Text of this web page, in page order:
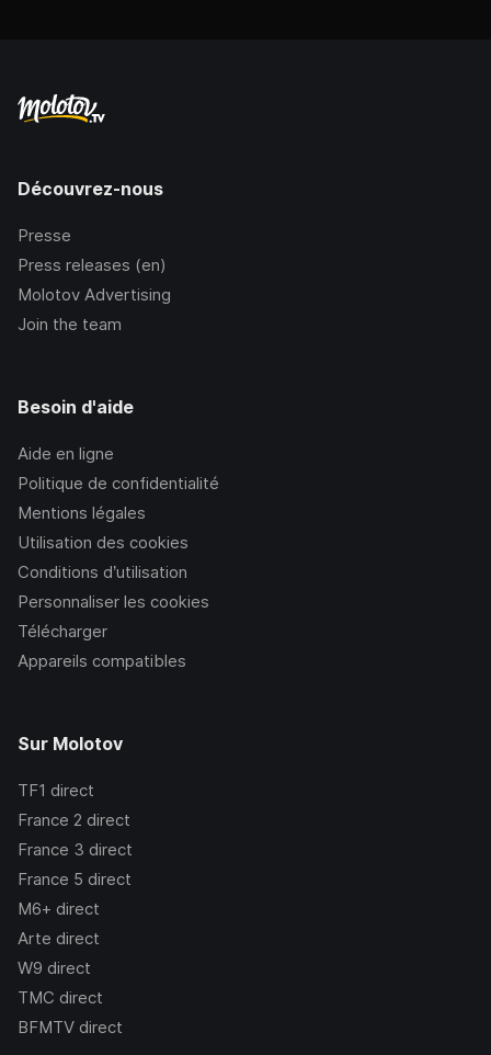
Découvrez-nous
Presse
Press releases (en)
Molotov Advertising
Join the team
Besoin d'aide
Aide en ligne
Politique de confidentialité
Mentions légales
Utilisation des cookies
Conditions d’utilisation
Personnaliser les cookies
Télécharger
Appareils compatibles
Sur Molotov
TF1 direct
France 2 direct
France 3 direct
France 5 direct
M6+ direct
Arte direct
W9 direct
TMC direct
BFMTV direct